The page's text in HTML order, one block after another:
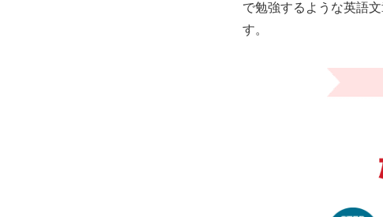
で勉強するような英語
す。